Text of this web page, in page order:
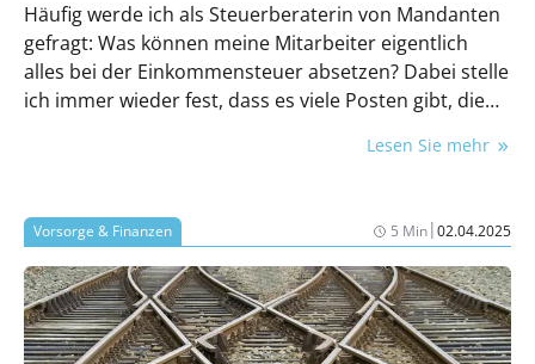
Häufig werde ich als Steuerberaterin von Mandanten
gefragt: Was können meine Mitarbeiter eigentlich
alles bei der Einkommensteuer absetzen? Dabei stelle
ich immer wieder fest, dass es viele Posten gibt, die
vergessen werden, bei der Steuer anzusetzen. Die
Auflistung der absetzbaren Kosten und soll bei der
Erstellung der Steuererklärung helfen.
Lesen Sie mehr
Vorsorge & Finanzen 5 Min|02.04.2025